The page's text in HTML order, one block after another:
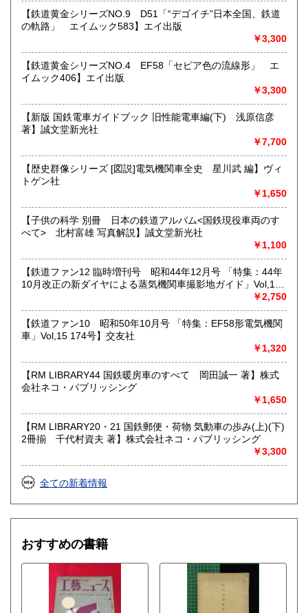
★★メールでのお問い合わせは、用件のみの場合スパムメー
ルと判断して返信いたしません。お名前もお願いいたしま
沿線名：★★電話・FAXでの在庫、状態確認及びご注文には
対応しません。お電話を頂いてもすべての方にメールでのお
営業時間：(平日)10:00-17:00
定休日：土日祝休/臨時休業有
★出張買取・郵送買取(※要事前相談)致します。
お気軽にご相談ください。
取り扱い分野
近代文献、趣味、サブカルチャー、古書一般（その他）
【鉄道黄金シリーズNO.9 D51「“デゴイチ”日本全国、鉄道
の軌路」 エイムック583】エイ出版
￥3,300
【鉄道黄金シリーズNO.4 EF58「セピア色の流線形」 エ
イムック406】エイ出版
￥3,300
【新版 国鉄電車ガイドブック 旧性能電車編(下) 浅原信彦
著】誠文堂新光社
￥7,700
【歴史群像シリーズ [図説]電気機関車全史 星川武 編】ヴィ
トゲン社
￥1,650
【子供の科学 別冊 日本の鉄道アルバム<国鉄現役車両のす
べて> 北村富雄 写真解説】誠文堂新光社
￥1,100
【鉄道ファン12 臨時増刊号 昭和44年12月号 「特集：44年
10月改正の新ダイヤによる蒸気機関車撮影地ガイド」Vol,19
￥2,750
【鉄道ファン10 昭和50年10月号 「特集：EF58形電気機関
車」Vol,15 174号】交友社
￥1,320
【RM LIBRARY44 国鉄暖房車のすべて 岡田誠一 著】株式
会社ネコ・パブリッシング
￥1,650
【RM LIBRARY20・21 国鉄郵便・荷物 気動車の歩み(上)(下)
2冊揃 千代村資夫 著】株式会社ネコ・パブリッシング
￥3,300
全ての新着情報
おすすめの書籍